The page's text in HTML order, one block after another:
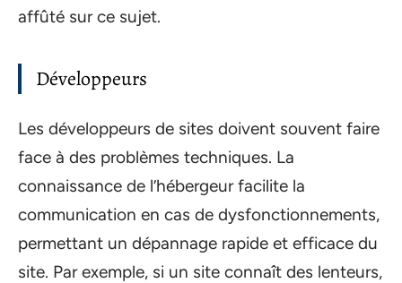
affûté sur ce sujet.
Développeurs
Les développeurs de sites doivent souvent faire
face à des problèmes techniques. La
connaissance de l’hébergeur facilite la
communication en cas de dysfonctionnements,
permettant un dépannage rapide et efficace du
site. Par exemple, si un site connaît des lenteurs,